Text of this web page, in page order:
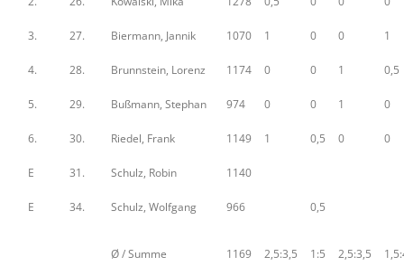
3. 27. Biermann, Jannik 1070 1 0 0 1
4. 28. Brunnstein, Lorenz 1174 0 0 1 0,5
5. 29. Bußmann, Stephan 974 0 0 1 0
6. 30. Riedel, Frank 1149 1 0,5 0 0
E 31. Schulz, Robin 1140
E 34. Schulz, Wolfgang 966 0,5
Ø / Summe 1169 2,5:3,5 1:5 2,5:3,5